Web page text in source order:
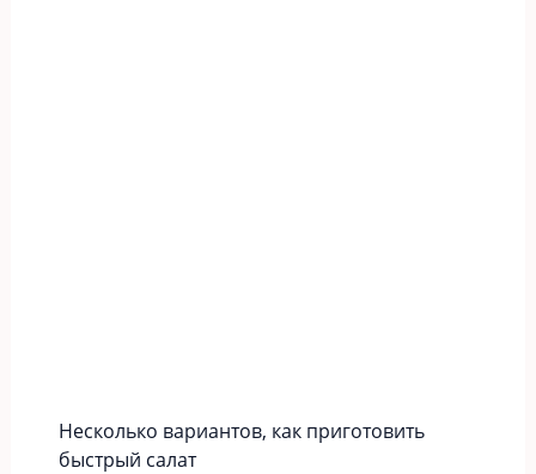
Несколько вариантов, как приготовить
быстрый салат